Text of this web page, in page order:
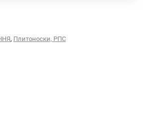
, Плитоноски, РПС